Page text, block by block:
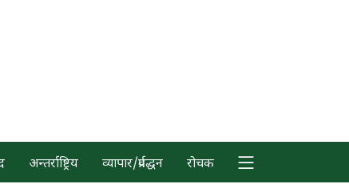
अन्तर्राष्ट्रिय व्यापार/प्रर्वद्धन रोचक